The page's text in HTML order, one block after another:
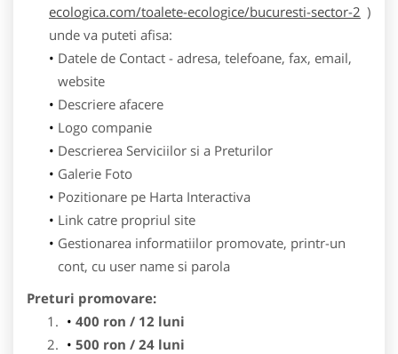
ecologica.com/toalete-ecologice/bucuresti-sector-2 )
unde va puteti afisa:
Datele de Contact - adresa, telefoane, fax, email,
website
Descriere afacere
Logo companie
Descrierea Serviciilor si a Preturilor
Galerie Foto
Pozitionare pe Harta Interactiva
Link catre propriul site
Gestionarea informatiilor promovate, printr-un
cont, cu user name si parola
Preturi promovare:
400 ron / 12 luni
500 ron / 24 luni